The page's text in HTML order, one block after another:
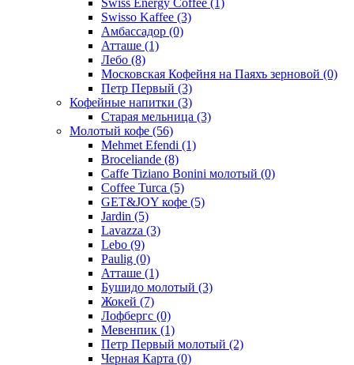
Swisso Kaffee (3)
Амбассадор (0)
Атташе (1)
Лебо (8)
Московская Кофейня на Паяхъ зерновой (0)
Петр Первый (3)
Кофейные напитки (3)
Старая мельница (3)
Молотый кофе (56)
Mehmet Efendi (1)
Broceliande (8)
Caffe Tiziano Bonini молотый (0)
Coffee Turca (5)
GET&JOY кофе (5)
Jardin (5)
Lavazza (3)
Lebo (9)
Paulig (0)
Атташе (1)
Бушидо молотый (3)
Жокей (7)
Лофбергс (0)
Мевенпик (1)
Петр Первый молотый (2)
Черная Карта (0)